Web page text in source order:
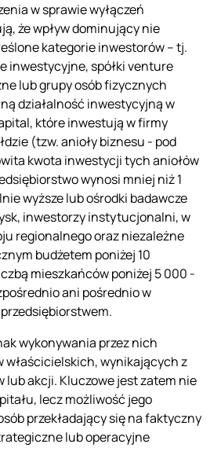
w sprawie wyłączeń
że wpływ dominujący nie
kategorie inwestorów – tj.
inwestycyjne, spółki venture
lub grupy osób fizycznych
działalność inwestycyjną w
które inwestują w firmy
(tzw. anioły biznesu - pod
kwota inwestycji tych aniołów
wynosi mniej niż 1
wyższe lub ośrodki badawcze
inwestorzy instytucjonalni, w
regionalnego oraz niezależne
budżetem poniżej 10
mieszkańców poniżej 5 000 -
ani pośrednio w
wykonywania przez nich
właścicielskich, wynikających z
lub akcji. Kluczowe jest zatem nie
lecz możliwość jego
przekładający się na faktyczny
lub operacyjne